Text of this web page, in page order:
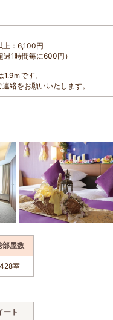
：6,100円
1時間毎に600円）
ｍです。
絡をお願いいたします。
部屋数
428室
ート